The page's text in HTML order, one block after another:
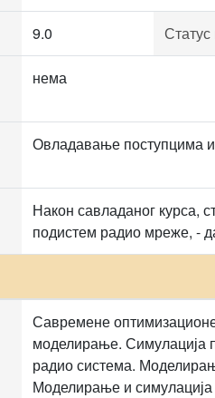
9.0
нема
Овладавање поступцима
Након савладаног курса,
подистем радио мреже, -
Савремене
моделирање. Симулација
радио система.
Моделирање и симулација